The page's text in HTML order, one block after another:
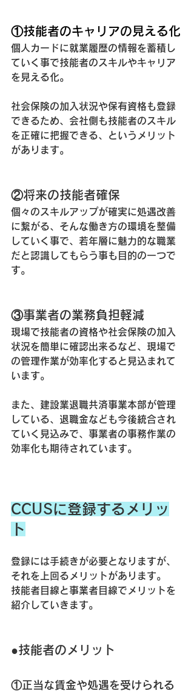
①技能者のキャリアの見える化
個人カードに就業履歴の情報を蓄積し
ていく事で技能者のスキルやキャリア
を見える化。
社会保険の加入状況や保有資格も登録
できるため、会社側も技能者のスキル
を正確に把握できる、というメリット
があります。
②将来の技能者確保
個々のスキルアップが確実に処遇改善
に繋がる、そんな働き方の環境を整備
していく事で、若年層に魅力的な職業
だと認識してもらう事も目的の一つで
す。
③事業者の業務負担軽減
現場で技能者の資格や社会保険の加入
状況を簡単に確認出来るなど、現場で
の管理作業が効率化すると見込まれて
います。
また、建設業退職共済事業本部が管理
している、退職金なども今後統合され
ていく見込みで、事業者の事務作業の
効率化も期待されています。
CCUSに登録するメリッ
ト
登録には手続きが必要となりますが、
それを上回るメリットがあります。
技能者目線と事業者目線でメリットを
紹介していきます。
●技能者のメリット
①正当な賃金や処遇を受けられる